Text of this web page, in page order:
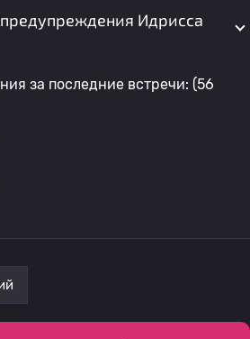
Идрисса
за последние встречи: (56